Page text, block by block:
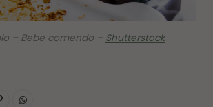
– Bebe comendo – Shutterstock